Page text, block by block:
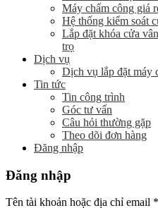
Máy chấm công giá
Hệ thống kiểm soát
Lắp đặt khóa cửa
trọ
Dịch vụ
Dịch vụ lắp đặt máy
Tin tức
Tin công trình
Góc tư vấn
Câu hỏi thường gặp
Theo dõi đơn hàng
Đăng nhập
Đăng nhập
Tên tài khoản hoặc địa chỉ email *